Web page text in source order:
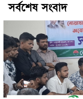
সর্বশেষ সংবাদ